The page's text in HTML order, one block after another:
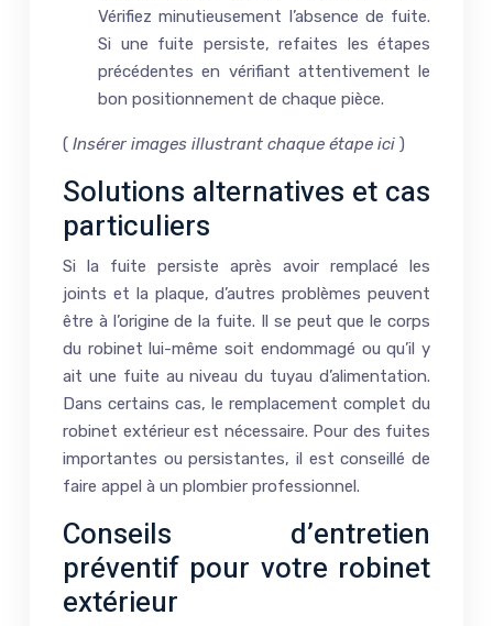
Vérifiez minutieusement l’absence de fuite.
Si une fuite persiste, refaites les étapes
précédentes en vérifiant attentivement le
bon positionnement de chaque pièce.
( Insérer images illustrant chaque étape ici )
Solutions alternatives et cas
particuliers
Si la fuite persiste après avoir remplacé les
joints et la plaque, d’autres problèmes peuvent
être à l’origine de la fuite. Il se peut que le corps
du robinet lui-même soit endommagé ou qu’il y
ait une fuite au niveau du tuyau d’alimentation.
Dans certains cas, le remplacement complet du
robinet extérieur est nécessaire. Pour des fuites
importantes ou persistantes, il est conseillé de
faire appel à un plombier professionnel.
Conseils d’entretien
préventif pour votre robinet
extérieur